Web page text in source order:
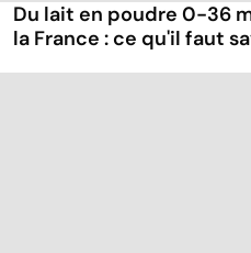
Du lait en poudre 0-36
la France : ce qu'il faut